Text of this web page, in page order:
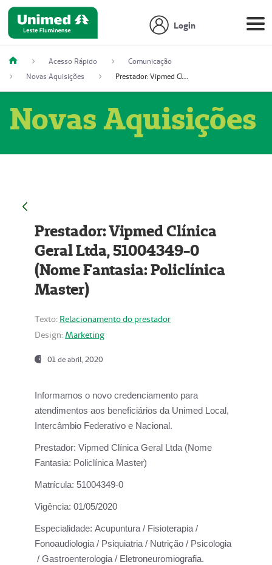
Login
Acesso Rápido
Comunicação
Novas Aquisições
Prestador: Vipmed Clínica Geral Ltda, 51004349-0 (Nome Fantasia: Policlínica Master)
Novas Aquisições
Prestador: Vipmed Clínica
Geral Ltda, 51004349-0
(Nome Fantasia: Policlínica
Master)
Texto: Relacionamento do prestador
Design: Marketing
01 de abril, 2020
Informamos o novo credenciamento para
atendimentos aos beneficiários da Unimed Local,
Intercâmbio Federativo e Nacional.
Prestador: Vipmed Clínica Geral Ltda (Nome
Fantasia: Policlínica Master)
Matrícula: 51004349-0
Vigência: 01/05/2020
Especialidade: Acupuntura / Fisioterapia /
Fonoaudiologia / Psiquiatria / Nutrição / Psicologia
/ Gastroenterologia / Eletroneuromiografia.